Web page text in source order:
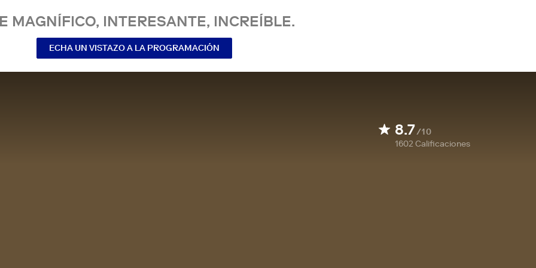
MAGNÍFICO, INTERESANTE, INCREÍBLE.
ECHA UN VISTAZO A LA PROGRAMACIÓN
8.7/10
1602 Calificaciones